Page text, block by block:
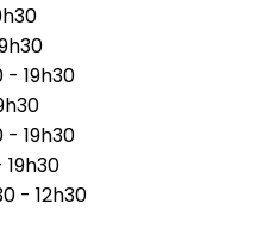
- 19h30
- 19h30
- 12h30